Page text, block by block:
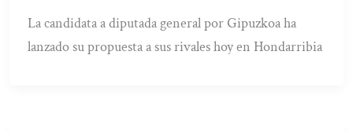
La candidata a diputada general por Gipuzkoa ha
lanzado su propuesta a sus rivales hoy en Hondarribia